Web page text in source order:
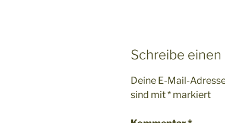
Schreibe
Deine E-Mail-
sind mit* markiert